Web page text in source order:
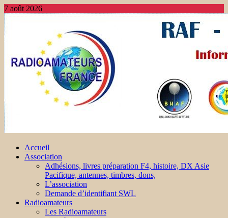
7 août 2026
Accueil
Association
Adhésions, livres préparation F4, histoire, DX Asie
Pacifique, antennes, timbres, dons,
L’association
Demande d’identifiant SWL
Radioamateurs
Les Radioamateurs